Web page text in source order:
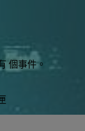
個事件。